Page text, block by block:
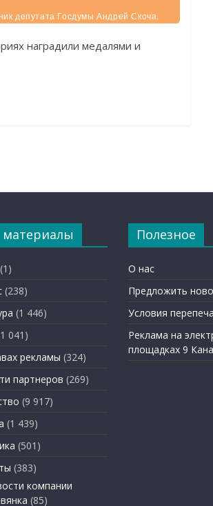
депутата Госдумы Андрей Скоча.
наградили медалями и
материалы
(1)
(238)
(1 446)
041)
рекламы (324)
партнеров (269)
(9 917)
(1 439)
(501)
(383)
компании
(85)
Полезное
О нас
Предложить
Условия
Реклама на
площадках 9